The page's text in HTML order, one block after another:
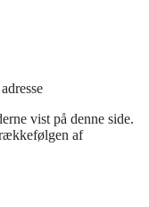
vist på denne side.
af